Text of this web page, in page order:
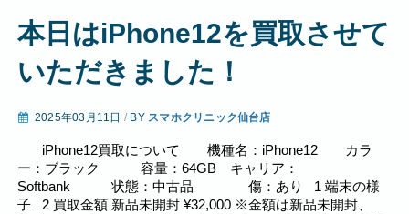
本日はiPhone12を買取させて
いただきました！
2025年03月11日 / BY スマホクリニック仙台店
iPhone12買取について 機種名：iPhone12 カラ
ー：ブラック 容量：64GB キャリア：
Softbank 状態：中古品 傷：あり 1 端末の様
子 2 買取金額 新品未開封 ¥32,000 ※金額は新品未開封、